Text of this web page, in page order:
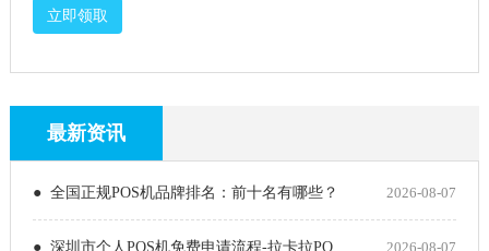
立即领取
最新资讯
● 全国正规POS机品牌排名：前十名有哪些？ 2026-08-07
● 深圳市个人POS机免费申请流程-拉卡拉PO 2026-08-07